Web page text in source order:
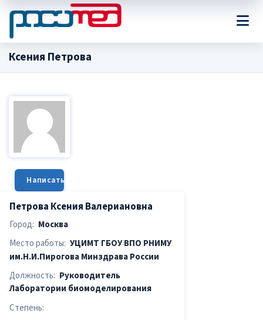
Ксения Петрова
Написать сообщение
Петрова Ксения Валериановна
Город: Москва
Место работы: УЦИМТ ГБОУ ВПО РНИМУ
им.Н.И.Пирогова Минздрава России
Должность: Руководитель
Лаборатории биомоделирования
Степень: